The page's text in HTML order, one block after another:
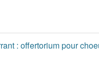
: offertorium pour